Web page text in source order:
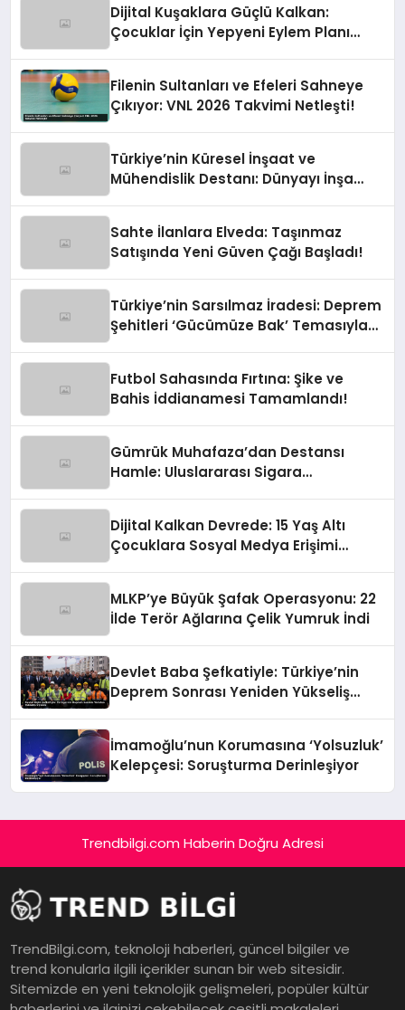
Dijital Kuşaklara Güçlü Kalkan:
Çocuklar İçin Yepyeni Eylem Planı
Filenin Sultanları ve Efeleri Sahneye
Çıkıyor: VNL 2026 Takvimi Netleşti!
Türkiye’nin Küresel İnşaat ve
Mühendislik Destanı: Dünyayı İnşa
Sahte İlanlara Elveda: Taşınmaz
Satışında Yeni Güven Çağı Başladı!
Türkiye’nin Sarsılmaz İradesi: Deprem
Şehitleri ‘Gücümüze Bak’ Temasıyla
Futbol Sahasında Fırtına: Şike ve
Bahis İddianamesi Tamamlandı!
Gümrük Muhafaza’dan Destansı
Hamle: Uluslararası Sigara
Dijital Kalkan Devrede: 15 Yaş Altı
Çocuklara Sosyal Medya Erişimi
MLKP’ye Büyük Şafak Operasyonu: 22
İlde Terör Ağlarına Çelik Yumruk İndi
Devlet Baba Şefkatiyle: Türkiye’nin
Deprem Sonrası Yeniden Yükseliş
İmamoğlu’nun Korumasına ‘Yolsuzluk’
Kelepçesi: Soruşturma Derinleşiyor
Trendbilgi.com Haberin Doğru Adresi
TrendBilgi.com, teknoloji haberleri, güncel bilgiler ve
trend konularla ilgili içerikler sunan bir web sitesidir.
Sitemizde en yeni teknolojik gelişmeleri, popüler kültür